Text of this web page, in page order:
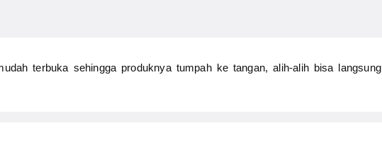
terbuka sehingga produknya tumpah ke tangan, alih-alih bisa langsung